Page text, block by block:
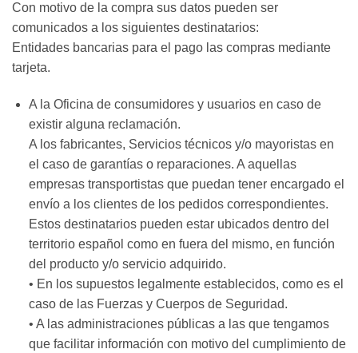
Con motivo de la compra sus datos pueden ser
comunicados a los siguientes destinatarios:
Entidades bancarias para el pago las compras mediante
tarjeta.
A la Oficina de consumidores y usuarios en caso de
existir alguna reclamación.
A los fabricantes, Servicios técnicos y/o mayoristas en
el caso de garantías o reparaciones. A aquellas
empresas transportistas que puedan tener encargado el
envío a los clientes de los pedidos correspondientes.
Estos destinatarios pueden estar ubicados dentro del
territorio español como en fuera del mismo, en función
del producto y/o servicio adquirido.
• En los supuestos legalmente establecidos, como es el
caso de las Fuerzas y Cuerpos de Seguridad.
• A las administraciones públicas a las que tengamos
que facilitar información con motivo del cumplimiento de